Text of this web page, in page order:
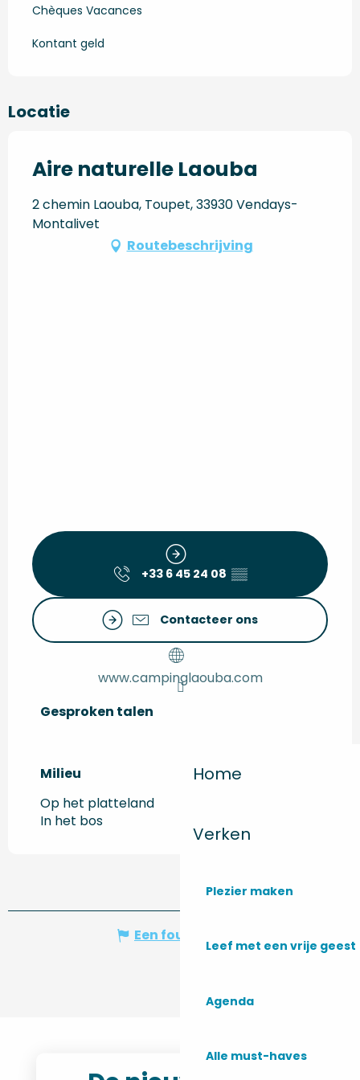
Home
Verken
Plezier maken
Leef met een vrije geest
Agenda
Alle must-haves
Chèques Vacances
Kontant geld
Locatie
Aire naturelle Laouba
2 chemin Laouba, Toupet, 33930 Vendays-
Montalivet
Routebeschrijving
+33 6 45 24 08 ▒▒
Contacteer ons
www.campinglaouba.com
Gesproken talen
Gesproken talen
Milieu
Milieu
Op het platteland
In het bos
Een fout melden